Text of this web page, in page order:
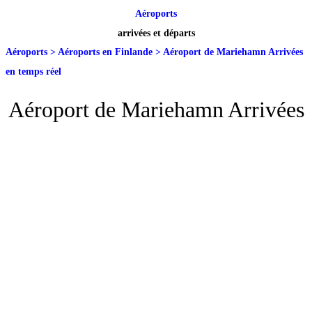
Aéroports
arrivées et départs
Aéroports > Aéroports en Finlande > Aéroport de Mariehamn Arrivées
en temps réel
Aéroport de Mariehamn Arrivées